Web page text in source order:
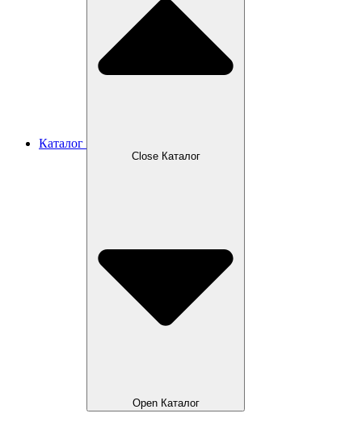
Каталог
Close Каталог
Open Каталог